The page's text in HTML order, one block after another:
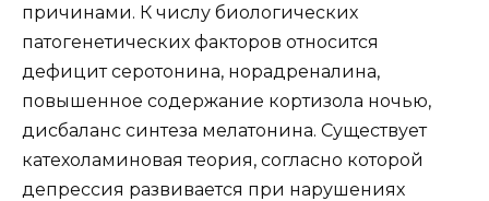
причинами. К числу биологических
патогенетических факторов относится
дефицит серотонина, норадреналина,
повышенное содержание кортизола ночью,
дисбаланс синтеза мелатонина. Существует
катехоламиновая теория, согласно которой
депрессия развивается при нарушениях